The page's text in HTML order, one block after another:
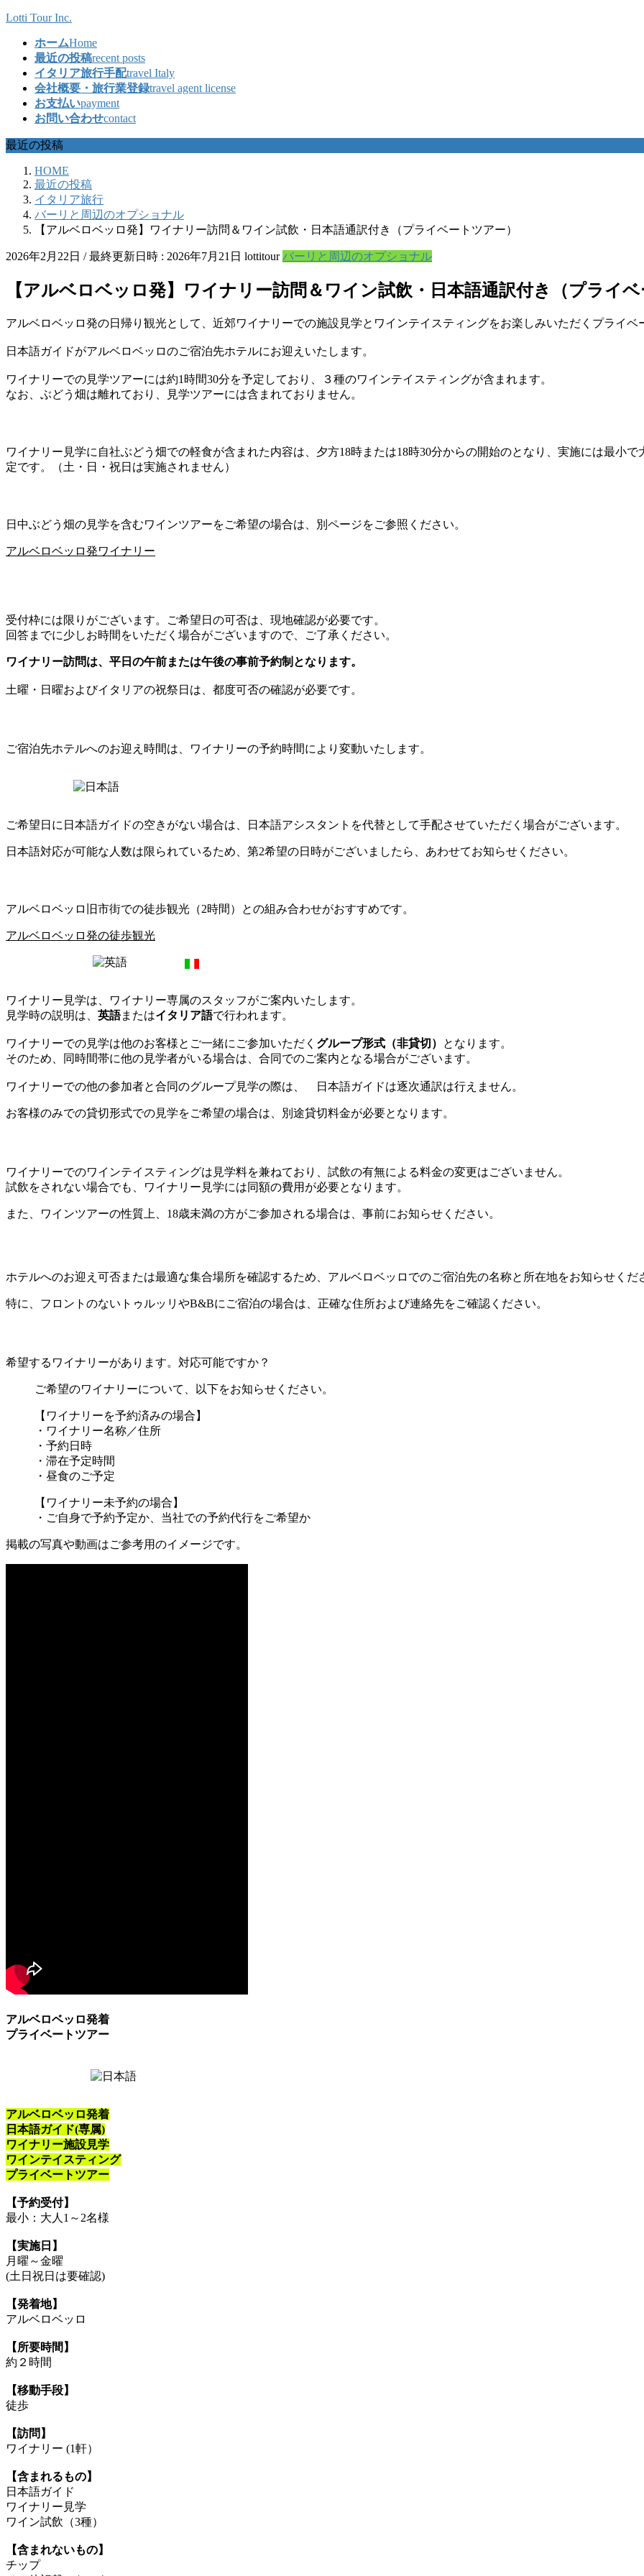
コ
ッ
プ
ナ
移
動
Lotti Tour Inc.
ホームHome
最近の投稿recent posts
イタリア旅行手配travel Italy
会社概要・旅行業登録travel agent license
お支払いpayment
お問い合わせcontact
最近の投稿
HOME
最近の投稿
イタリア旅行
バーリと周辺のオプショナル
【アルベロベッロ発】ワイナリー訪問＆ワイン試飲・日本語通訳付き（プライベートツアー）
2026年2月22日 / 最終更新日時 : 2026年7月21日 lottitour バーリと周辺のオプショナル
【アルベロベッロ発】ワイナリー訪問＆ワイン試飲・日本語通訳付き（プライ
アルベロベッロ発の日帰り観光として、近郊ワイナリーでの施設見学とワインテイスティングをお楽しみいただくプライベ
日本語ガイドがアルベロベッロのご宿泊先ホテルにお迎えいたします。
ワイナリーでの見学ツアーには約1時間30分を予定しており、３種のワインテイスティングが含まれます。
なお、ぶどう畑は離れており、見学ツアーには含まれておりません。
ワイナリー見学に自社ぶどう畑での軽食が含まれた内容は、夕方18時または18時30分からの開始のとなり、実施には最小
定です。（土・日・祝日は実施されません）
日中ぶどう畑の見学を含むワインツアーをご希望の場合は、 別ページをご参照ください。
アルベロベッロ発ワイナリー
受付枠には限りがございます。ご希望日の可否は、現地確認が必要です。
回答までに少しお時間をいただく場合がございますので、ご了承ください。
ワイナリー訪問は、平日の午前または午後の事前予約制となります。
土曜・日曜およびイタリアの祝祭日は、都度可否の確認が必要です。
ご宿泊先ホテルへのお迎え時間は、ワイナリーの予約時間により変動いたします。
ご希望日に日本語ガイドの空きがない場合は、日本語アシスタントを代替として手配させていただく場合がございます。
日本語対応が可能な人数は限られているため、第2希望の日時がございましたら、あわせてお知らせください。
アルベロベッロ旧市街での徒歩観光（2時間）との組み合わせがおすすめです。
アルベロベッロ発の徒歩観光
ワイナリー見学は、ワイナリー専属のスタッフがご案内いたします。
見学時の説明は、 英語またはイタリア語で行われます。
ワイナリーでの見学は他のお客様とご一緒にご参加いただく グループ形式（非貸切）
となります。
そのため、同時間帯に他の見学者がいる場合は、合同でのご案内となる場合がございます。
ワイナリーでの他の参加者と合同のグループ見学の際は、 日本語ガイドは逐次通訳は行えません。
お客様のみでの貸切形式での見学をご希望の場合は、別途貸切料金が必要となります。
ワイナリーでのワインテイスティングは見学料を兼ねており、試飲の有無による料金の変更はございません。
試飲をされない場合でも、ワイナリー見学には同額の費用が必要となります。
また、ワインツアーの性質上、18歳未満の方がご参加される場合は、事前にお知らせください。
ホテルへのお迎え可否または最適な集合場所を確認するため、アルベロベッロでのご宿泊先の名称と所在地をお知らせくだ
特に、フロントのないトゥルッリやB&Bにご宿泊の場合は、正確な住所および連絡先をご確認ください。
希望するワイナリーがあります。対応可能ですか？
ご希望のワイナリーについて、以下をお知らせください。
【ワイナリーを予約済みの場合】
・ワイナリー名称／住所
・予約日時
・滞在予定時間
・昼食のご予定
【ワイナリー未予約の場合】
・ご自身で予約予定か、当社での予約代行をご希望か
掲載の写真や動画はご参考用のイメージです。
アルベロベッロ発着
プライベートツアー
アルベロベッロ発着
日本語ガイド(専属)
ワイナリー施設見学
ワインテイスティング
プライベートツアー
【予約受付】
最小：大人1～2名様
【実施日】
月曜～金曜
(土日祝日は要確認)
【発着地】
アルベロベッロ
【所要時間】
約２時間
【移動手段】
徒歩
【訪問】
ワイナリー (1軒）
【含まれるもの】
日本語ガイド
ワイナリー見学
ワイン試飲（3種）
【含まれないもの】
チップ